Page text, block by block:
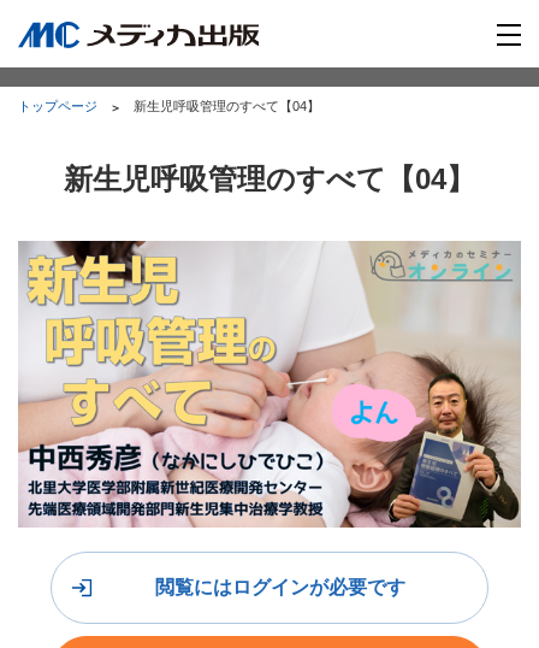
トップページ 新生児呼吸管理のすべて【04】
新生児呼吸管理のすべて【04】
閲覧にはログインが必要です